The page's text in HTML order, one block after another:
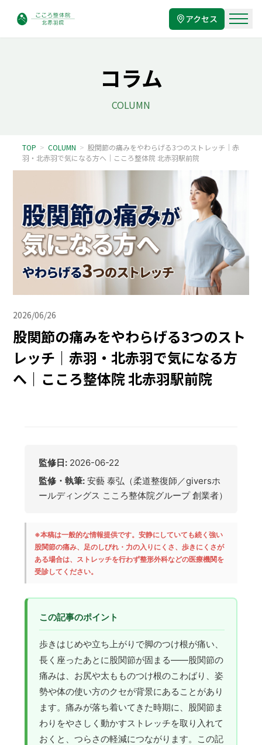
アクセス
コラム
COLUMN
TOP > COLUMN > 股関節の痛みをやわらげる3つのストレッチ｜赤
羽・北赤羽で気になる方へ｜こころ整体院 北赤羽駅前院
2026/06/26
股関節の痛みをやわらげる3つのスト
レッチ｜赤羽・北赤羽で気になる方
へ｜こころ整体院 北赤羽駅前院
監修日: 2026-06-22
監修・執筆: 安藝 泰弘（柔道整復師／giversホ
ールディングス こころ整体院グループ 創業者）
※本稿は一般的な情報提供です。安静にしていても続く強い
股関節の痛み、足のしびれ・力の入りにくさ、歩きにくさが
ある場合は、ストレッチを行わず整形外科などの医療機関を
受診してください。
この記事のポイント
歩きはじめや立ち上がりで脚のつけ根が痛い、
長く座ったあとに股関節が固まる——股関節の
痛みは、お尻や太もものつけ根のこわばり、姿
勢や体の使い方のクセが背景にあることがあり
ます。痛みが落ち着いてきた時期に、股関節ま
わりをやさしく動かすストレッチを取り入れて
おくと、つらさの軽減につながります。この記